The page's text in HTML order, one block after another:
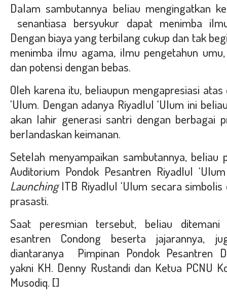
Dalam sambutannya beliau mengingatkan
senantiasa bersyukur dapat menimba
Dengan biaya yang terbilang cukup dan tak
menimba ilmu agama, ilmu pengetahun
dan potensi dengan bebas.
Oleh karena itu, beliaupun mengapresiasi
‘Ulum. Dengan adanya Riyadlul ‘Ulum ini
akan lahir generasi santri dengan berbagai
berlandaskan keimanan.
Setelah menyampaikan sambutannya, beliau
Auditorium Pondok Pesantren Riyadlul
LaunchingITB Riyadlul ‘Ulum secara
prasasti.
Saat peresmian tersebut, beliau ditemani
esantren Condong beserta jajarannya,
diantaranya Pimpinan Pondok Pesantren
yakni KH. Denny Rustandi dan Ketua PCNU
Musodiq. []